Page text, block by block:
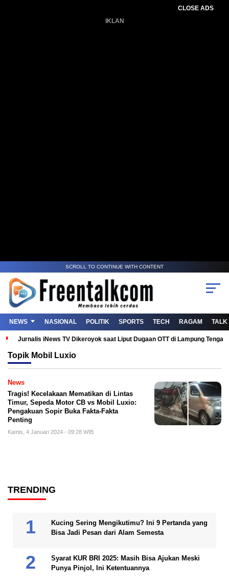
CLOSE ADS
IKLAN
SCROLL TO CONTINUE WITH CONTENT
NEWS NASIONAL POLITIK SPORTS TECH RAGAM TALK
Jurnalis iNews TV Dikeroyok saat Liput Dugaan OTT di Lampung
Topik Mobil Luxio
News
Tragis! Kecelakaan Mematikan di Lintas
Timur, Sepeda Motor CB vs Mobil Luxio:
Pengakuan Sopir Buka Fakta-Fakta
Penting
Kamis, 4 Januari 2024 - 09:28 WIB
TRENDING
Kucing Sering Mengikutimu? Ini 9 Pertanda yang
Bisa Jadi Pesan dari Alam Semesta
Syarat KUR BRI 2025: Masih Bisa Ajukan Meski
Punya Pinjol, Ini Ketentuannya